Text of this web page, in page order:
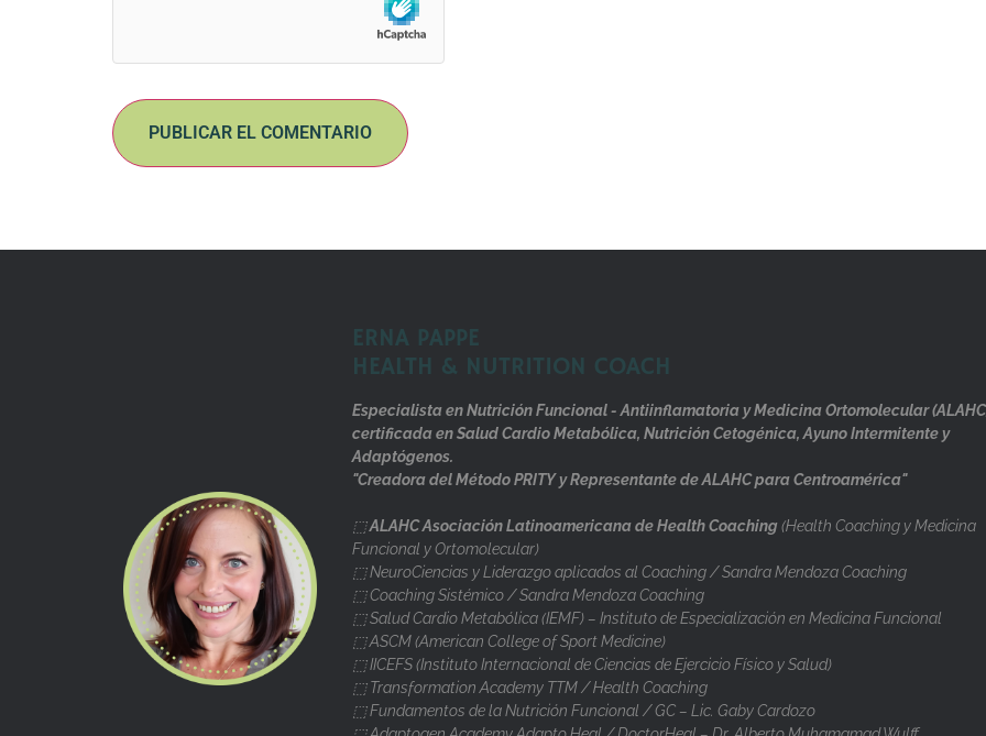
ERNA PAPPE
HEALTH & NUTRITION COACH
Especialista en Nutrición Funcional - Antiinflamatoria y Medicina Ortomolecular
certificada en Salud Cardio Metabólica, Nutrición Cetogénica, Ayuno Intermitente y
Adaptógenos.
"Creadora del Método PRITY y Representante de ALAHC para Centroamérica"
⬚ ALAHC Asociación Latinoamericana de Health Coaching(Health Coaching y Medicina
Funcional y Ortomolecular)
⬚ NeuroCiencias y Liderazgo aplicados al Coaching / Sandra Mendoza Coaching
⬚ Coaching Sistémico / Sandra Mendoza Coaching
⬚ Salud Cardio Metabólica (IEMF) – Instituto de Especialización en Medicina Funcional
⬚ ASCM (American College of Sport Medicine)
⬚ IICEFS (Instituto Internacional de Ciencias de Ejercicio Físico y Salud)
⬚ Transformation Academy TTM / Health Coaching
⬚ Fundamentos de la Nutrición Funcional / GC – Lic. Gaby Cardozo